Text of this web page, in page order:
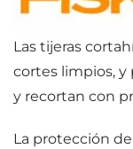
Las tijeras
cortes limpios,
y recortan con
La protección